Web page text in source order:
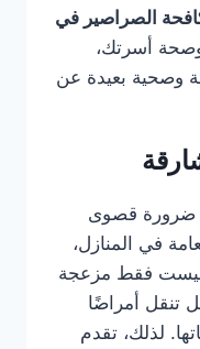
الصراصير في
أسرتك،
وصحية بعيدة عن
ضرورة قصوى
في المنازل،
ليست فقط مزعجة
تنقل أمراضًا
لذلك، تقدم